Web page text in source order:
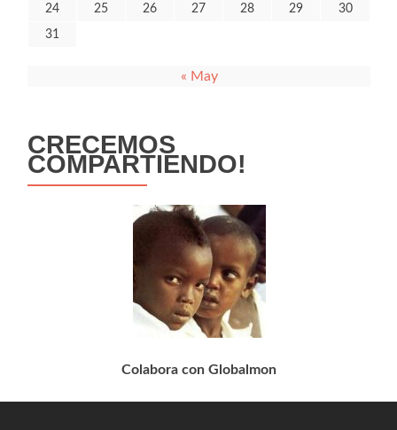
24 25 26 27 28 29 30
31
« May
CRECEMOS
COMPARTIENDO!
Colabora con Globalmon